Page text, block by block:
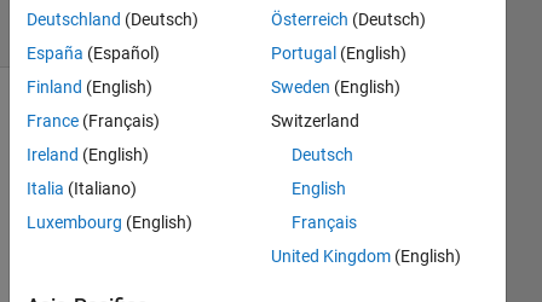
Visualizzazioni
Deutschland (Deutsch)
España (Español)
Finland (English)
France (Français)
Ireland (English)
Italia (Italiano)
Luxembourg (English)
Österreich (Deutsch)
Portugal (English)
Sweden (English)
Switzerland
Deutsch
English
Français
United Kingdom(English)